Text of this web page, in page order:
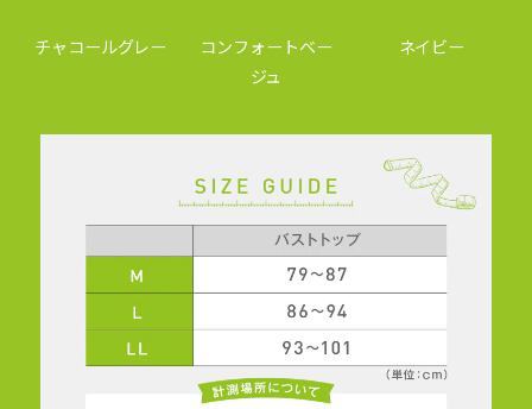
チャコールグレー
コンフォートベー
ジュ
ネイビー